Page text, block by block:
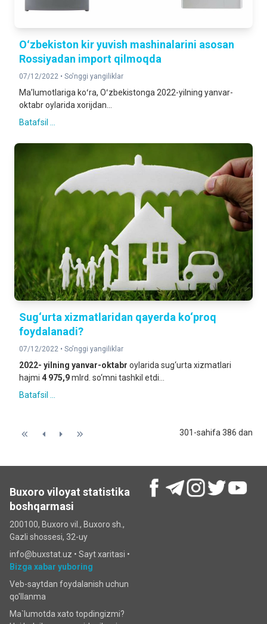
Oʻzbekiston kir yuvish mashinalarini asosan
Rossiyadan import qilmoqda
07/12/2022 • So'nggi yangiliklar
Maʼlumotlariga koʻra, Oʻzbekistonga 2022-yilning yanvar-
oktabr oylarida xorijdan...
Batafsil ...
Sug‘urta xizmatlaridan qayerda ko‘proq
foydalanadi?
07/12/2022 • So'nggi yangiliklar
2022- yilning yanvar-oktabr oylarida sug‘urta xizmatlari
hajmi 4 975,9mlrd. so‘mni tashkil etdi...
Batafsil ...
301-sahifa 386 dan
Buxoro viloyat statistika
boshqarmasi
200100, Buxoro vil., Buxoro sh.,
Gazli shossesi, 32-uy
info@buxstat.uz • Sayt xaritasi •
Bizga xabar yuboring
Veb-saytdan foydalanish uchun
qo'llanma
Ma`lumotda xato topdingizmi?